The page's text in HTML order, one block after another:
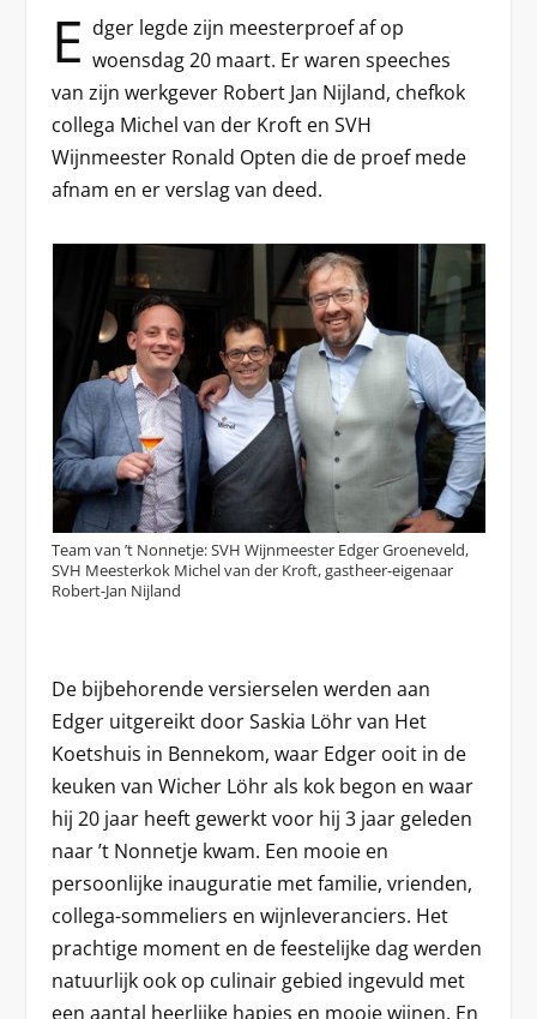
E dger legde zijn meesterproef af op
woensdag 20 maart. Er waren speeches
van zijn werkgever Robert Jan Nijland, chefkok
collega Michel van der Kroft en SVH
Wijnmeester Ronald Opten die de proef mede
afnam en er verslag van deed.
Team van ’t Nonnetje: SVH Wijnmeester Edger Groeneveld,
SVH Meesterkok Michel van der Kroft, gastheer-eigenaar
Robert-Jan Nijland
De bijbehorende versierselen werden aan
Edger uitgereikt door Saskia Löhr van Het
Koetshuis in Bennekom, waar Edger ooit in de
keuken van Wicher Löhr als kok begon en waar
hij 20 jaar heeft gewerkt voor hij 3 jaar geleden
naar ’t Nonnetje kwam. Een mooie en
persoonlijke inauguratie met familie, vrienden,
collega-sommeliers en wijnleveranciers. Het
prachtige moment en de feestelijke dag werden
natuurlijk ook op culinair gebied ingevuld met
een aantal heerlijke hapjes en mooie wijnen. En